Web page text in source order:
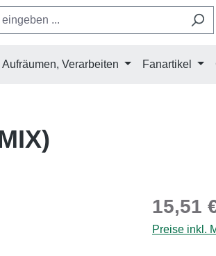
Verarbeiten Fanartikel
Regulärer
15,51
Preise inkl.